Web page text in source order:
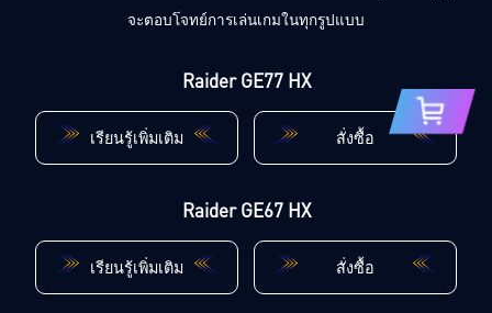
จะตอบโจทย์การเล่นเกมในทุกรูปแบบ
Raider GE77 HX
เรียนรู้เพิ่มเติม สั่งซื้อ
Raider GE67 HX
เรียนรู้เพิ่มเติม สั่งซื้อ